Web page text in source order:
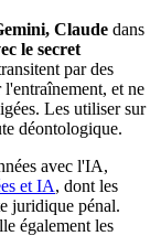
Claude dans
le secret
par des
et ne
Les utiliser sur
déontologique.
avec l'IA,
et IA, dont les
juridique pénal.
également les